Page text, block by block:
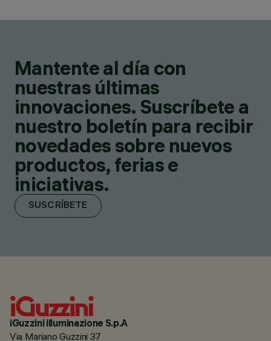
Mantente al día con
nuestras últimas
innovaciones. Suscríbete a
nuestro boletín para recibir
novedades sobre nuevos
productos, ferias e
iniciativas.
SUSCRÍBETE
iGuzzini illuminazione S.p.A
Via Mariano Guzzini 37